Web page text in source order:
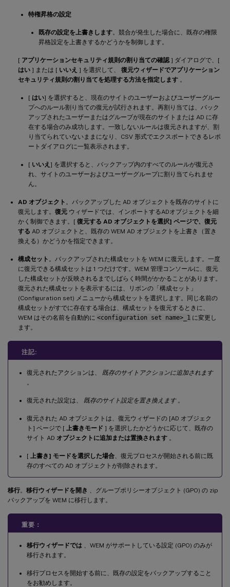
特権昇格の設定
既存の設定を上書きします。競合が発生した場合に、既存の権限
昇格設定を上書きするかどうかを制御します。
[ アプリケーションセキュリティ規則の割り当ての確認 ] ダイアログで、[
はい ] または [ いいえ ] を選択して、 復元ウィザードでアプリケーション
セキュリティ規則の割り当てを処理する方法を指定します 。
[ はい] を選択すると、現在のサイトのユーザーおよびユーザーグルー
プへのルール割り当ての復元が試行されます。再割り当ては、バック
アップされたユーザーまたはグループが現在のサイトまたは AD に存
在する場合のみ成功します。一致しないルールは復元されますが、割
り当てられていないままになり、CSV 形式でエクスポートできるレポ
ートダイアログに一覧表示されます。
[ いいえ ] を選択すると、バックアップ内のすべてのルールが復元さ
れ、サイトのユーザーおよびユーザーグループに割り当てられませ
ん。
AD オブジェクト 。バックアップした AD オブジェクトを既存のサイトに
復元します。 復元 ウィザードでは、インポートするADオブジェクトを細
かく制御できます。[ 復元する AD オブジェクトを選択] ページで、復元
する AD オブジェクトと、既存の WEM AD オブジェクトを上書き（置き
換える）かどうかを指定できます。
構成セット 。バックアップされた構成セットを WEM に復元します。一度
に復元できる構成セットは 1 つだけです。WEM 管理コンソールに、復元
した構成セットが反映されるまでしばらく時間がかかることがあります。
復元された構成セットを表示するには、リボンの「構成セット」
(Configuration set) メニューから構成セットを選択します。同じ名前の
構成セットがすでに存在する場合は、構成セットを復元するときに、
WEM はその名前を自動的に <configuration set name>_1 に変更し
ます。
注記:
復元されたアクションは、 既存のサイトアクションに追加されます
。
復元された設定は、 既存のサイト設定を置き換えます。
復元された AD オブジェクトは、復元ウィザードの [AD オブジェク
ト] ページで [
上書きモード ] を選択したかどうかに応じて、既存の
サイト AD オブジェクトに追加または置換されます 。
[ 上書き] モードを選択した場合 、復元プロセスが開始される前に既
存のすべての AD オブジェクトが削除されます。
移行。 移行ウィザードを開き
、グループポリシーオブジェクト (GPO) の zip
バックアップを WEM に移行します。
重要：
移行ウィザードでは 、WEM がサポートしている設定 (GPO) のみが
移行されます。
移行プロセスを開始する前に、既存の設定をバックアップすること
をお勧めします。